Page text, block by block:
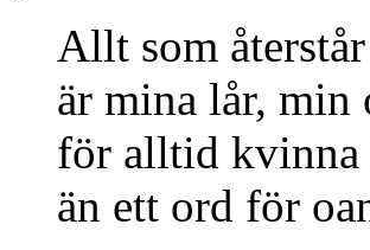
Allt som
är mina lår, min
för alltid kvinna
än ett ord för